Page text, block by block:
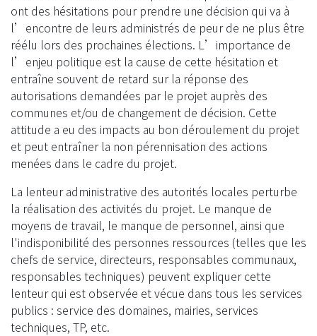
ont des hésitations pour prendre une décision qui va à
l’encontre de leurs administrés de peur de ne plus être
réélu lors des prochaines élections. L’importance de
l’enjeu politique est la cause de cette hésitation et
entraîne souvent de retard sur la réponse des
autorisations demandées par le projet auprès des
communes et/ou de changement de décision. Cette
attitude a eu des impacts au bon déroulement du projet
et peut entraîner la non pérennisation des actions
menées dans le cadre du projet.
La lenteur administrative des autorités locales perturbe
la réalisation des activités du projet. Le manque de
moyens de travail, le manque de personnel, ainsi que
l'indisponibilité des personnes ressources (telles que les
chefs de service, directeurs, responsables communaux,
responsables techniques) peuvent expliquer cette
lenteur qui est observée et vécue dans tous les services
publics : service des domaines, mairies, services
techniques, TP, etc.